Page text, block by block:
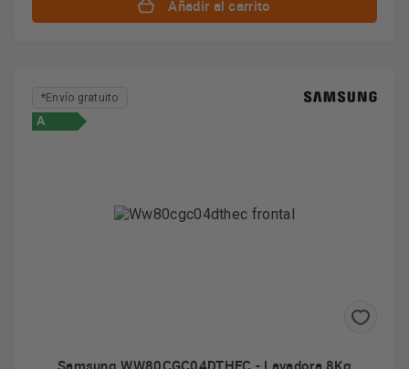
Añadir al carrito
*Envío gratuito
A
Samsung WW80CGC04DTHEC - Lavadora 8Kg